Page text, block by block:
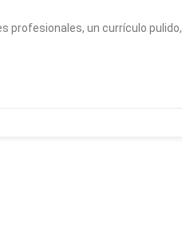
profesionales, un currículo pulido,